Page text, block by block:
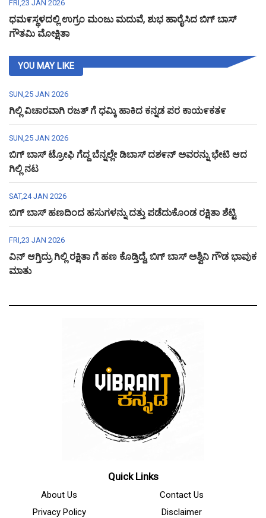
FRI,23 JAN 2026
ಧಮ೯ಸ್ಥಳದಲ್ಲಿ ಉಗ್ರಂ ಮಂಜು ಮದುವೆ, ಶುಭ ಹಾರೈಸಿದ ಬಿಗ್ ಬಾಸ್
ಗೌತಮಿ ಮೋಕ್ಷಿತಾ
YOU MAY LIKE
SUN,25 JAN 2026
ಗಿಲ್ಲಿ ವಿಚಾರವಾಗಿ ರಜತ್ ಗೆ ಧಮ್ಕಿ ಹಾಕಿದ ಕನ್ನಡ ಪರ ಕಾಯ೯ಕತ೯
SUN,25 JAN 2026
ಬಿಗ್ ಬಾಸ್ ಟ್ರೋಫಿ ಗೆದ್ದ ಬೆನ್ನಲ್ಲೇ ಡಿಬಾಸ್ ದಶ೯ನ್ ಅವರನ್ನು ಭೇಟಿ ಆದ
ಗಿಲ್ಲಿ ನಟ
SAT,24 JAN 2026
ಬಿಗ್ ಬಾಸ್ ಹಣದಿಂದ ಹಸುಗಳನ್ನು ದತ್ತು ಪಡೆದುಕೊಂಡ ರಕ್ಷಿತಾ ಶೆಟ್ಟಿ
FRI,23 JAN 2026
ವಿನ್ ಆಗ್ತಿದ್ರು ಗಿಲ್ಲಿ ರಕ್ಷಿತಾ ಗೆ ಹಣ ಕೊಡ್ತಿದ್ದೆ, ಬಿಗ್ ಬಾಸ್ ಅಶ್ವಿನಿ ಗೌಡ ಭಾವುಕ
ಮಾತು
Quick Links
About Us
Contact Us
Privacy Policy
Disclaimer